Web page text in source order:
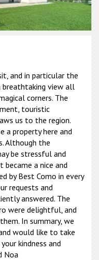
and in particular the
breathtaking view all
corners. The
touristic
us to the region.
a property here and
Although the
be stressful and
a nice and
by Best Como in every
requests and
answered. The
were delightful, and
In summary, we
would like to take
kindness and
Noa